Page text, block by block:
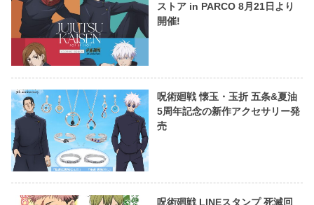
ストア in PARCO 8月21日より
開催!
呪術廻戦 懐玉・玉折 五条&夏油
5周年記念の新作アクセサリー発
売
呪術廻戦 LINEスタンプ 死滅回